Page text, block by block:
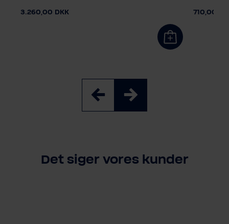
3.260,00 DKK 710,00
Det siger vores kunder